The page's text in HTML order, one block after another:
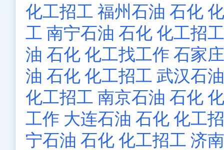
化工招工 福州石油 石化
工 南宁石油 石化 化工招工
油 石化 化工找工作 石家
油 石化 化工招工 武汉石
化工招工 南京石油 石化
工作 大连石油 石化 化工
宁石油 石化 化工招工 济